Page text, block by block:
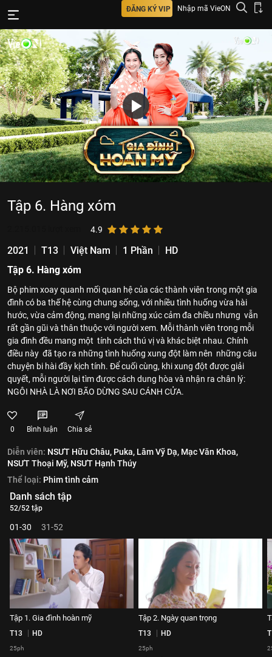
ĐĂNG KÝ VIP Nhập mã VieON
Tập 6. Hàng xóm
4.9
2021 T13 Việt Nam 1 Phần
HD
Tập 6. Hàng xóm
Bộ phim xoay quanh mối quan hệ của các thành viên trong một gia
đình có ba thế hệ cùng chung sống, với nhiều tình huống vừa hài
hước, vừa cảm động, mang lại những xúc cảm đa chiều nhưng vẫn
rất gần gũi và thân thuộc với người xem. Mỗi thành viên trong mỗi
gia đình đều mang một tính cách thú vị và khác biệt nhau. Chính
điều này đã tạo ra những tình huống xung đột làm nên những câu
chuyện bi hài đầy kịch tính. Để cuối cùng, khi xung đột được giải
quyết, mỗi người lại tìm được cách dung hòa và nhận ra chân lý:
NGÔI NHÀ LÀ NƠI BÃO DỪNG SAU CÁNH CỬA.
0 Bình luận Chia sẻ
Diễn viên: NSƯT Hữu Châu, Puka, Lâm Vỹ Dạ, Mạc Văn Khoa,
NSƯT Thoại Mỹ, NSƯT Hạnh Thúy
Thể loại: Phim tình cảm
Danh sách tập
52/52 tập
01-30 31-52
Tập 1. Gia đình hoàn mỹ
T13 HD
25ph
Tập 2. Ngày quan trọng
T13 HD
25ph